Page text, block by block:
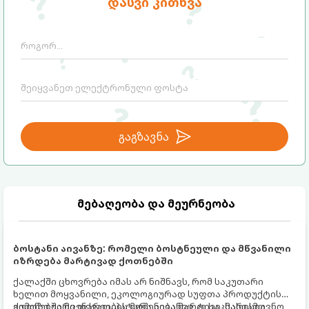
გაგზავნა
მებაღეობა და მეურნეობა
ბოსტანი აივანზე: რომელი ბოსტნეული და მწვანილი
იზრდება მარტივად ქოთნებში
ქალაქში ცხოვრება იმას არ ნიშნავს, რომ საკუთარი
ხელით მოყვანილი, ეკოლოგიურად სუფთა პროდუქტის
გემოზე უარი თქვათ. პატარა აივანიც კი საკმარისია
ქოთნებში მცენარეების მოშენება მარტივი, სასიამოვნო